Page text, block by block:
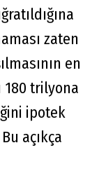
zaten
en
180 trilyona
ipotek
açıkça